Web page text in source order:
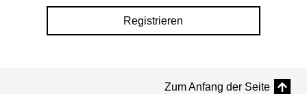
Registrieren
Zum Anfang der Seite